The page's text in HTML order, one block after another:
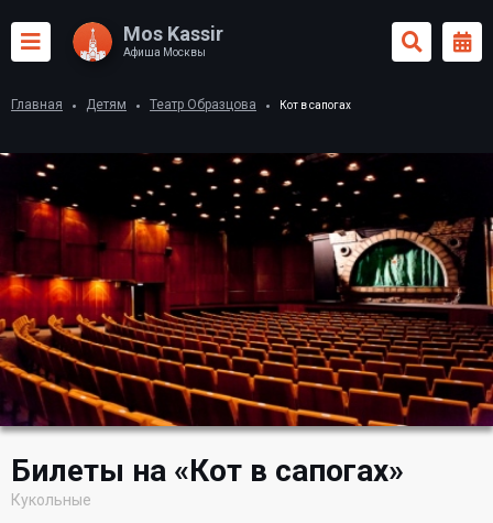
Mos Kassir
Афиша Москвы
Главная Детям Театр Образцова Кот в сапогах
Билеты на «Кот в сапогах»
Кукольные